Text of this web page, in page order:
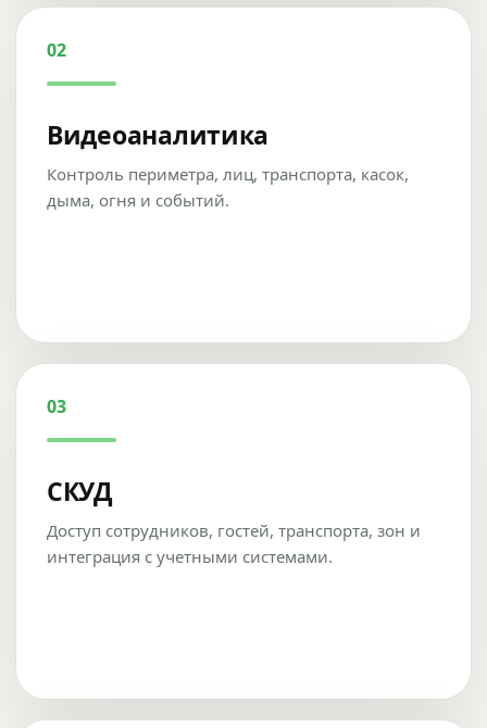
02
Видеоаналитика
Контроль периметра, лиц, транспорта, касок,
дыма, огня и событий.
03
СКУД
Доступ сотрудников, гостей, транспорта, зон и
интеграция с учетными системами.